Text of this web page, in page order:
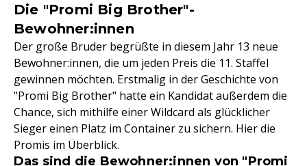
Die "Promi Big Brother"-
Bewohner:innen
Der große Bruder begrüßte in diesem Jahr 13 neue
Bewohner:innen, die um jeden Preis die 11. Staffel
gewinnen möchten. Erstmalig in der Geschichte von
"Promi Big Brother" hatte ein Kandidat außerdem die
Chance, sich mithilfe einer Wildcard als glücklicher
Sieger einen Platz im Container zu sichern. Hier die
Promis im Überblick.
Das sind die Bewohner:innen von "Promi